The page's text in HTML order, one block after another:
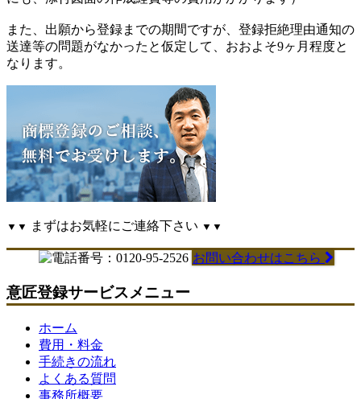
また、出願から登録までの期間ですが、登録拒絶理由通知の
送達等の問題がなかったと仮定して、おおよそ9ヶ月程度と
なります。
▼▼ まずはお気軽にご連絡下さい ▼▼
お問い合わせはこちら
意匠登録サービスメニュー
ホーム
費用・料金
手続きの流れ
よくある質問
事務所概要